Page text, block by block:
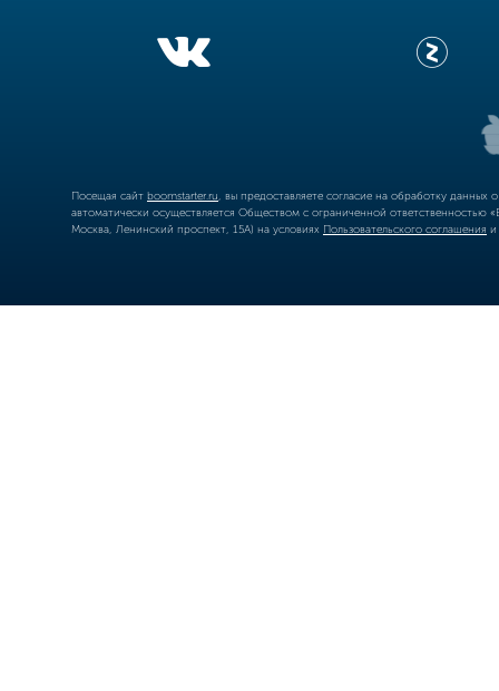
Посещая сайт boomstarter.ru , вы предоставляете согласие на обработку
автоматически осуществляется Обществом с ограниченной
Москва, Ленинский проспект, 15А) на условиях Пользовательского соглашения и